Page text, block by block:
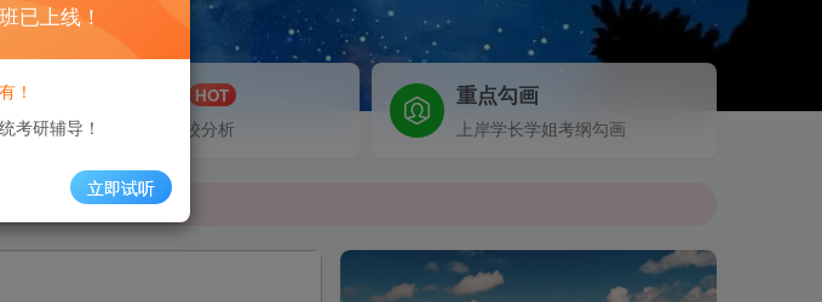
HOT
各大院校择校分析
重点勾画
上岸学长学姐考纲勾画
已上线！
班已上线！
已上线！
！
考研辅导！
立即试听